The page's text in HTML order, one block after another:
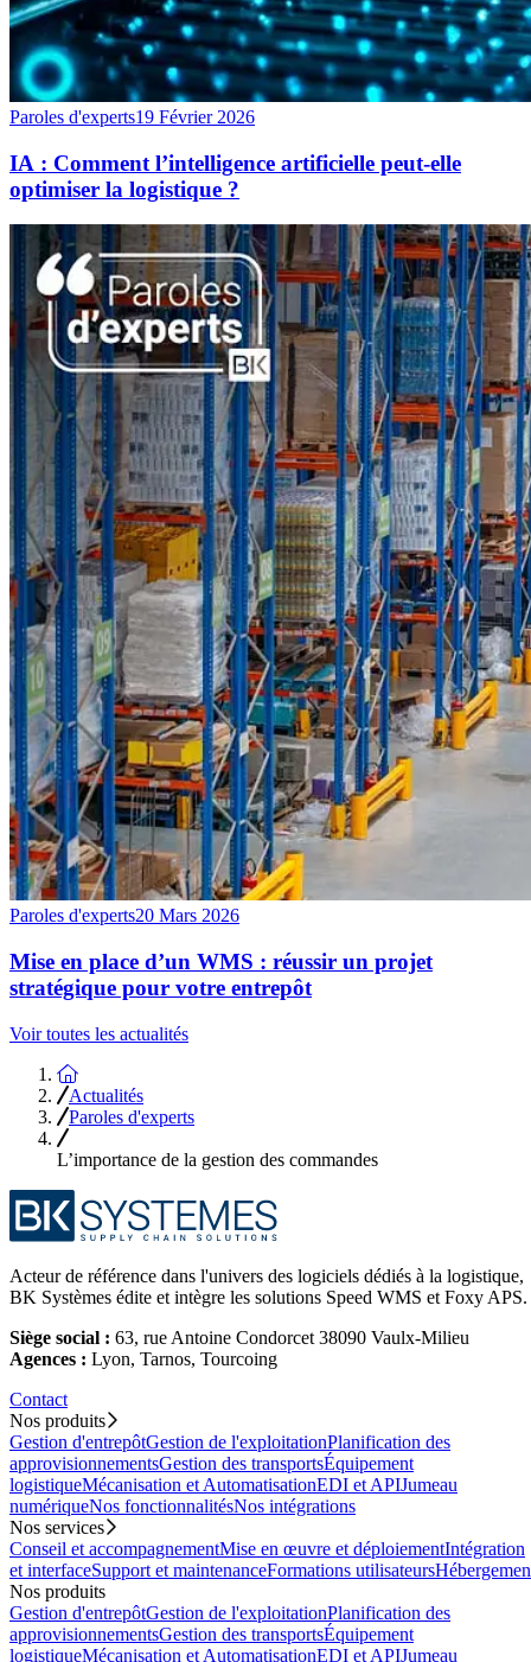
Paroles d'experts19 Février 2026
IA : Comment l’intelligence artificielle peut-elle
optimiser la logistique ?
Paroles d'experts20 Mars 2026
Mise en place d’un WMS : réussir un projet
stratégique pour votre entrepôt
Voir toutes les actualités
Accueil
Actualités
Paroles d'experts
L’importance de la gestion des commandes
Acteur de référence dans l'univers des logiciels dédiés à la logistique,
BK Systèmes édite et intègre les solutions Speed WMS et Foxy APS.
Siège social : 63, rue Antoine Condorcet 38090 Vaulx-Milieu
Agences : Lyon, Tarnos, Tourcoing
Contact
Nos produits
Gestion d'entrepôtGestion de l'exploitationPlanification des
approvisionnementsGestion des transportsÉquipement
logistiqueMécanisation et AutomatisationEDI et APIJumeau
numériqueNos fonctionnalitésNos intégrations
Nos services
Conseil et accompagnementMise en œuvre et déploiementIntégration
et interfaceSupport et maintenanceFormations utilisateurs
Nos produits
Gestion d'entrepôtGestion de l'exploitationPlanification des
approvisionnementsGestion des transportsÉquipement
logistiqueMécanisation et AutomatisationEDI et APIJumeau